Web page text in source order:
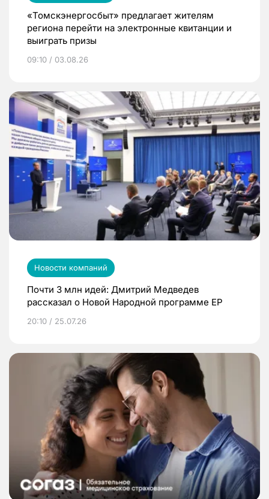
«Томскэнергосбыт» предлагает жителям
региона перейти на электронные квитанции и
выиграть призы
09:10 / 03.08.26
Новости компаний
Почти 3 млн идей: Дмитрий Медведев
рассказал о Новой Народной программе ЕР
20:10 / 25.07.26